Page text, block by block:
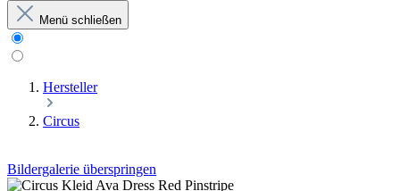
Menü schließen
Hersteller
Circus
Bildergalerie überspringen